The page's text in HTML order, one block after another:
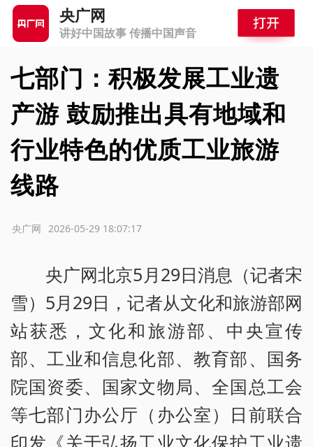
央广网
讲好中国故事 传播中国声音
七部门：积极发展工业遗
产游 鼓励推出具有地域和
行业特色的优质工业旅游
线路
2026-05-29 18:07:17
央广网
央广网北京5月29日消息（记者宋
雪）5月29日，记者从文化和旅游部网
站获悉，文化和旅游部、中央宣传
部、工业和信息化部、教育部、国务
院国资委、国家文物局、全国总工会
等七部门办公厅（办公室）日前联合